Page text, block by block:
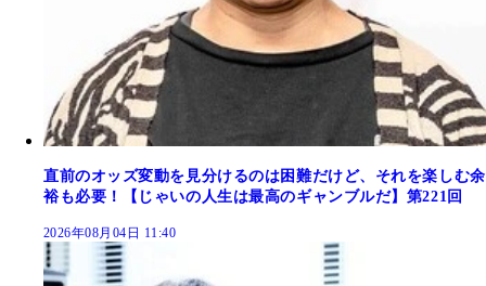
直前のオッズ変動を見分けるのは困難だけど、それを楽しむ余
裕も必要！【じゃいの人生は最高のギャンブルだ】第221回
2026年08月04日 11:40